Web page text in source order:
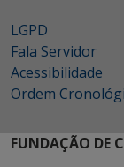
LGPD
Fala Servidor
Acessibilidade
Ordem
FUNDAÇÃO DE